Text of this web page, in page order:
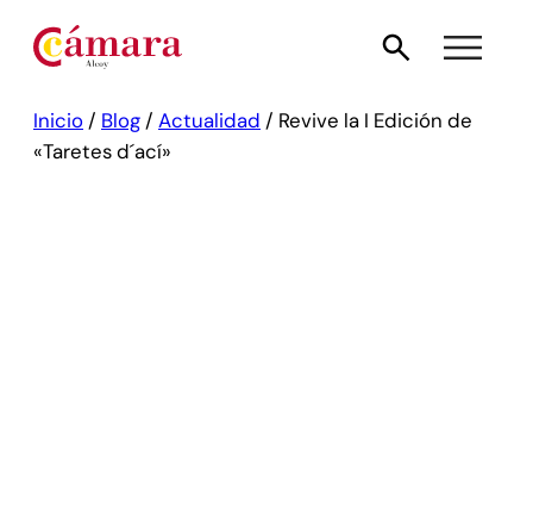
Inicio / Blog / Actualidad / Revive la I Edición de
«Taretes d´ací»